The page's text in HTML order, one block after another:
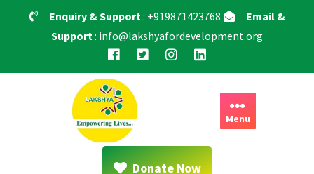
Enquiry & Support: +919871423768
Email &
Support: info@lakshyafordevelopment.org
Menu
Donate Now